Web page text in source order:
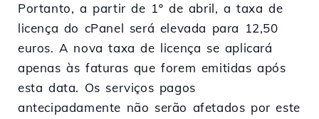
Portanto, a partir de 1º de abril, a taxa de
licença do cPanel será elevada para 12,50
euros. A nova taxa de licença se aplicará
apenas às faturas que forem emitidas após
esta data. Os serviços pagos
antecipadamente não serão afetados por este